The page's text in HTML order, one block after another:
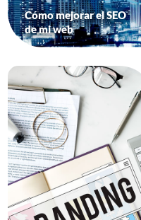
Cómo mejorar el SEO
de mi web